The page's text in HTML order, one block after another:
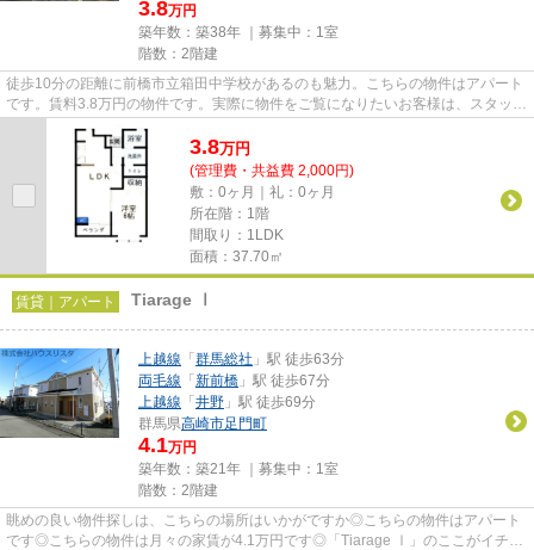
3.8万円
築年数：築38年 ｜募集中： 1室
階数：2階建
徒歩10分の距離に前橋市立箱田中学校があるのも魅力。こちらの物件はアパート
です。賃料3.8万円の物件です。実際に物件をご覧になりたいお客様は、スタッフ
までご連絡ください。ご希望...
3.8万円
(管理費・共益費 2,000円)
敷：0ヶ月｜礼：0ヶ月
所在階：1階
間取り：1LDK
面積：37.70㎡
賃貸｜アパート Tiarage Ⅰ
上越線 「 群馬総社 」駅 徒歩63分
両毛線 「 新前橋 」駅 徒歩67分
上越線 「 井野 」駅 徒歩69分
群馬県高崎市足門町
4.1万円
築年数：築21年 ｜募集中： 1室
階数：2階建
眺めの良い物件探しは、こちらの場所はいかがですか◎こちらの物件はアパート
です◎こちらの物件は月々の家賃が4.1万円です◎「Tiarage Ⅰ」のここがイチオ